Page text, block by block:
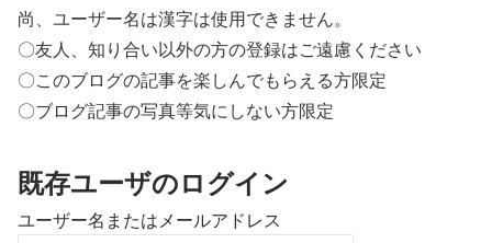
尚、ユーザー名は漢字は使用できません。
〇友人、知り合い以外の方の登録はご遠慮ください
〇このブログの記事を楽しんでもらえる方限定
〇ブログ記事の写真等気にしない方限定
既存ユーザのログイン
ユーザー名またはメールアドレス